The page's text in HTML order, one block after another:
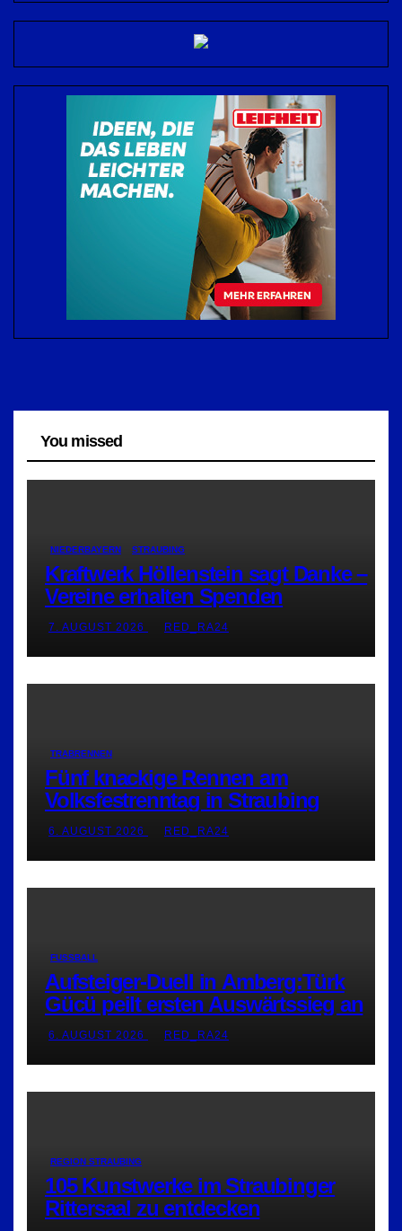
You missed
NIEDERBAYERN STRAUBING
Kraftwerk Höllenstein sagt Danke –
Vereine erhalten Spenden
7. AUGUST 2026 RED_RA24
TRABRENNEN
Fünf knackige Rennen am
Volksfestrenntag in Straubing
6. AUGUST 2026 RED_RA24
FUSSBALL
Aufsteiger-Duell in Amberg:Türk
Gücü peilt ersten Auswärtssieg an
6. AUGUST 2026 RED_RA24
REGION STRAUBING
105 Kunstwerke im Straubinger
Rittersaal zu entdecken